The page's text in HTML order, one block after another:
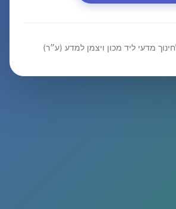
מדעי ליד מכון ויצמן למדע (ע״ר)